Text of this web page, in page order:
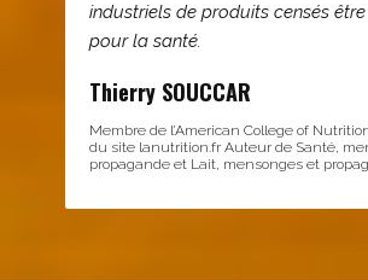
industriels de produits censés
pour la santé.
Thierry SOUCCAR
Membre de l’American College of
du site lanutrition.fr Auteur de Santé,
propagande et Lait, mensonges et